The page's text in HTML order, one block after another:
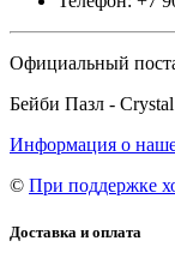
Официальный
Бейби Пазл -
Информация о
© При поддержке
Доставка и оплата